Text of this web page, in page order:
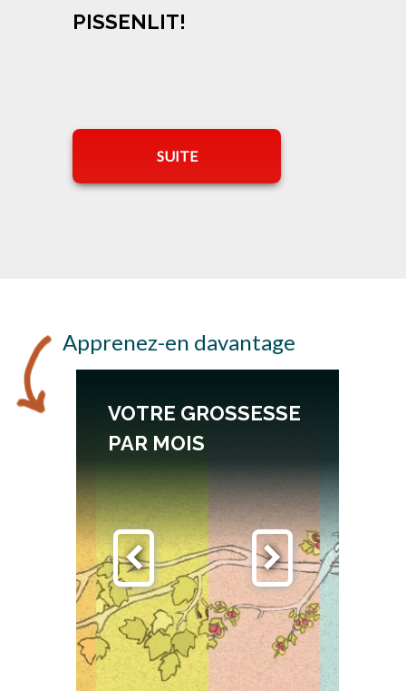
PISSENLIT!
SUITE
Apprenez-en davantage
VOTRE GROSSESSE
PAR MOIS